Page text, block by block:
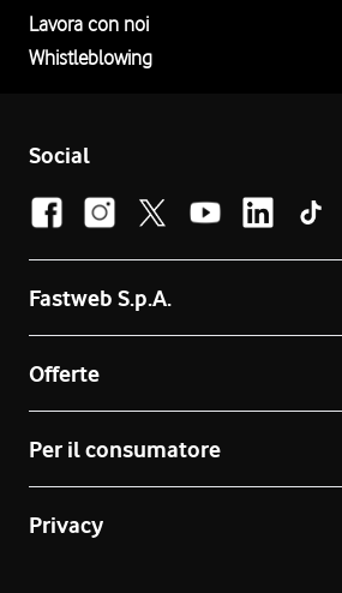
Lavora con noi
Whistleblowing
Social
Fastweb S.p.A.
Offerte
Per il consumatore
Privacy